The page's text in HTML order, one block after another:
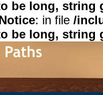
be long, string
: in file /
be long, string